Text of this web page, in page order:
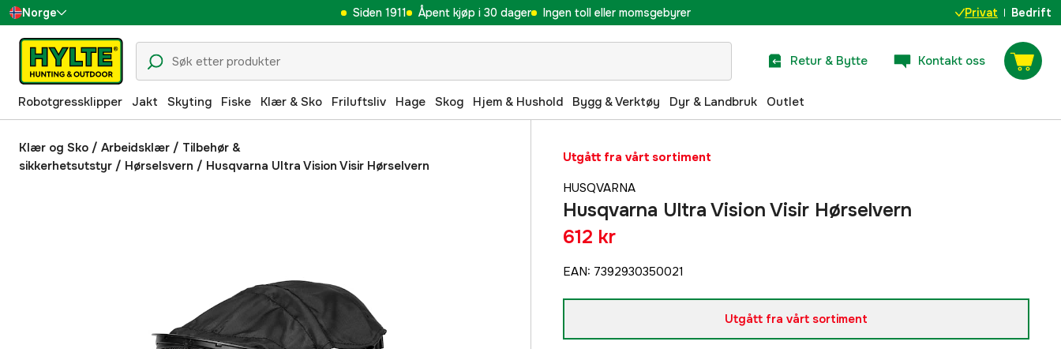
Norge
Sverige
Danmark
Suomi
Deutschland
Siden 1911 Åpent kjøp i 30 dager Ingen toll eller momsgebyrer Privat Bedrift
Retur & Bytte Kontakt oss
Robotgressklipper Jakt Skyting Fiske Klær & Sko Friluftsliv Hage Skog Hjem & Hushold Bygg & Verktøy Dyr & Landbruk Outlet
Klær og Sko / Arbeidsklær / Tilbehør &
sikkerhetsutstyr / Hørselsvern / Husqvarna Ultra Vision Visir Hørselvern
Utgått fra vårt sortiment
HUSQVARNA
Husqvarna Ultra Vision Visir Hørselvern
612 kr
EAN: 7392930350021
Utgått fra vårt sortiment